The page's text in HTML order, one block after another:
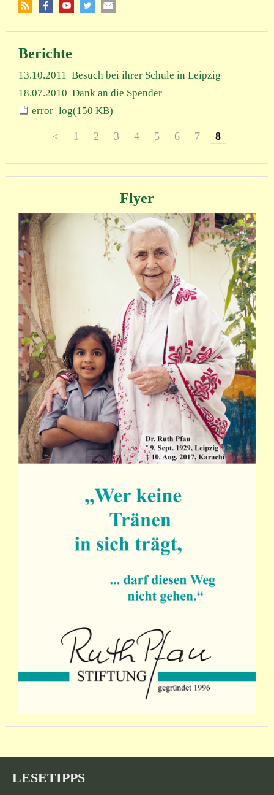
Berichte
13.10.2011 Besuch bei ihrer Schule in Leipzig
18.07.2010 Dank an die Spender
error_log(150 KB)
< 1 2 3 4 5 6 7 8
Flyer
LESETIPPS